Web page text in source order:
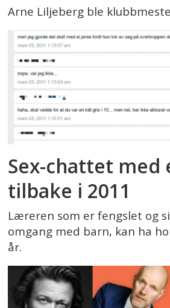
Arne Liljeberg ble
Sex-chattet med
tilbake i 2011
Læreren som er fengslet og
omgang med barn, kan ha
år.